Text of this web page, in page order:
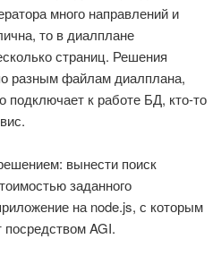
много направлений и
то в диалплане
страниц. Решения
разным файлам диалплана,
подключает к работе БД, кто-то
вынести поиск
заданного
на node.js, с которым
посредством AGI.